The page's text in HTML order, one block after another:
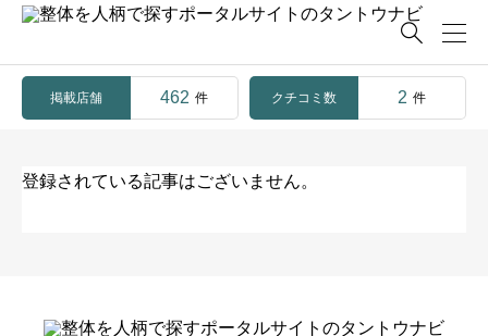

掲載店舗 462 件 クチコミ数 2 件
登録されている記事はございません。